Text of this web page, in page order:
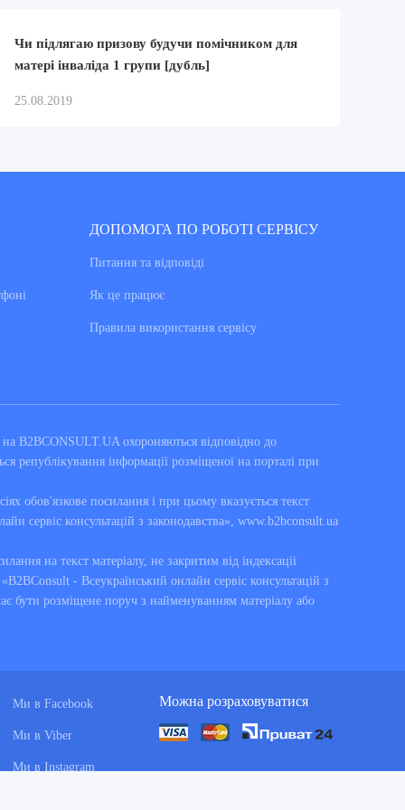
Чи підлягаю призову будучи помічником для
матері інваліда 1 групи [дубль]
25.08.2019
ДОПОМОГА ПО РОБОТІ СЕРВІСУ
Питання та вiдповiдi
Як це працює
Правила використання сервiсу
B2BCONSULT.UA охороняються відповідно до
републікування інформації розміщеної на порталі при
обов'язкове посилання і при цьому вказується текст
сервіс консультацій з законодавства», www.b2bconsult.ua
на текст матеріалу, не закритим від індексації
- Всеукраїнський онлайн сервіс консультацій з
бути розміщене поруч з найменуванням матеріалу або
Ми в Facebook
Ми в Viber
Ми в Instagram
Можна розраховуватися